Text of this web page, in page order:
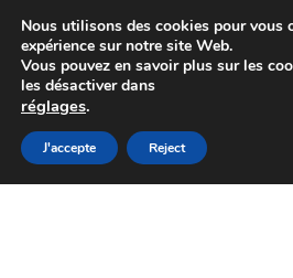
Colissimo livraison à
Du lundi au vendredi
Aller
à
Aller
au
Nous utilisons des cookies pour vous
expérience sur notre site Web.
Vous pouvez en savoir plus sur les
les désactiver dans
réglages.
J'accepte Reject